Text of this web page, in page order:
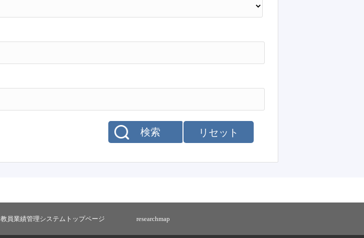
リセット
検索
教員業績管理システムトップページ researchmap